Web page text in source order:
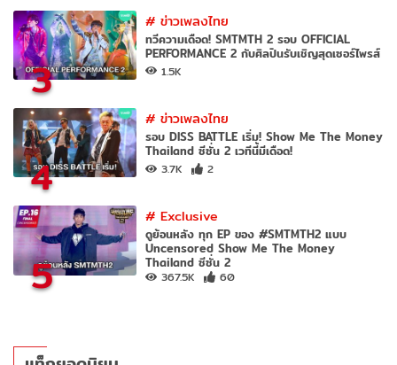
3
#ข่าวเพลงไทย
ทวีความเดือด! SMTMTH 2 รอบ OFFICIAL
PERFORMANCE 2 กับศิลปินรับเชิญสุดเซอร์ไพรส์
1.5K
4
#ข่าวเพลงไทย
รอบ DISS BATTLE เริ่ม! Show Me The Money
Thailand ซีซั่น 2 เวทีนี้มีเดือด!
3.7K 2
5
#Exclusive
ดูย้อนหลัง ทุก EP ของ #SMTMTH2 แบบ
Uncensored Show Me The Money
Thailand ซีซั่น 2
367.5K 60